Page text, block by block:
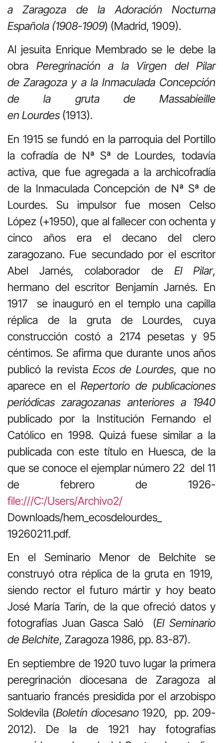
a Zaragoza de la Adoración Nocturna
Española (1908-1909) (Madrid, 1909).
Al jesuita Enrique Membrado se le debe la
obra Peregrinación a la Virgen del Pilar
de Zaragoza y a la Inmaculada Concepción
de la gruta de Massabieille
en Lourdes (1913).
En 1915 se fundó en la parroquia del Portillo
la cofradía de Nª Sª de Lourdes, todavía
activa, que fue agregada a la archicofradía
de la Inmaculada Concepción de Nª Sª de
Lourdes. Su impulsor fue mosen Celso
López (+1950), que al fallecer con ochenta y
cinco años era el decano del clero
zaragozano. Fue secundado por el escritor
Abel Jarnés, colaborador de El Pilar,
hermano del escritor Benjamín Jarnés. En
1917 se inauguró en el templo una capilla
réplica de la gruta de Lourdes, cuya
construcción costó a 2174 pesetas y 95
céntimos. Se afirma que durante unos años
publicó la revista Ecos de Lourdes, que no
aparece en elRepertorio de publicaciones
periódicas zaragozanas anteriores a 1940
publicado por la Institución Fernando el
Católico en 1998. Quizá fuese similar a la
publicada con este título en Huesca, de la
que se conoce el ejemplar número 22 del 11
de febrero de 1926-
file:///C:/Users/Archivo2/
Downloads/hem_ecosdelourdes_
19260211.pdf.
En el Seminario Menor de Belchite se
construyó otra réplica de la gruta en 1919,
siendo rector el futuro mártir y hoy beato
José María Tarín, de la que ofreció datos y
fotografías Juan Gasca Saló (El Seminario
de Belchite, Zaragoza 1986, pp. 83-87).
En septiembre de 1920 tuvo lugar la primera
peregrinación diocesana de Zaragoza al
santuario francés presidida por el arzobispo
Soldevila (Boletín diocesano1920, pp. 209-
2012). De la de 1921 hay fotografías